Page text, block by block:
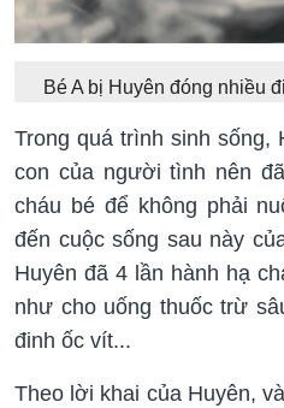
Bé A bị Huyên đóng nhiều
Trong quá trình sinh sống,
con của người tình nên
cháu bé để không phải
đến cuộc sống sau này
Huyên đã 4 lần hành hạ
như cho uống thuốc trừ
đinh ốc vít...
Theo lời khai của Huyên,